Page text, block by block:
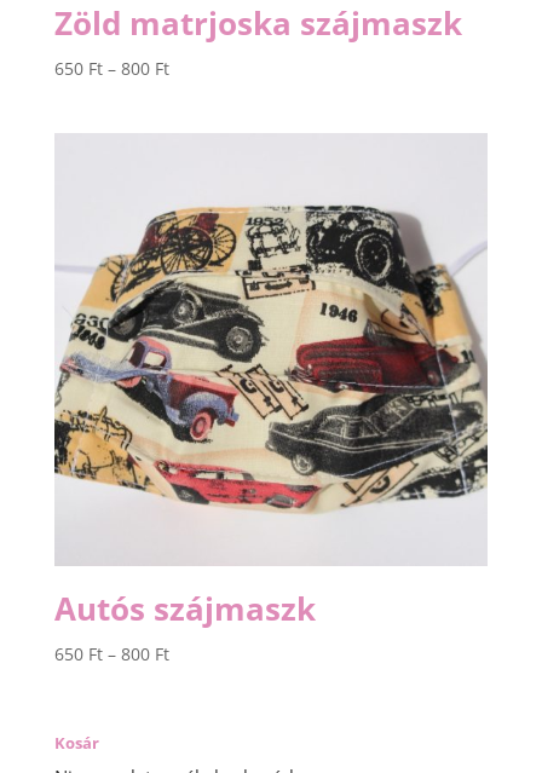
Zöld matrjoska szájmaszk
650 Ft – 800 FtÁrtartomány:
Autós szájmaszk
650 Ft – 800 FtÁrtartomány:
Kosár